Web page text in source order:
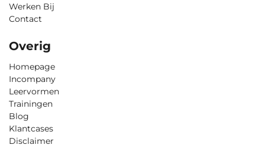
Werken Bij
Contact
Overig
Homepage
Incompany
Leervormen
Trainingen
Blog
Klantcases
Disclaimer